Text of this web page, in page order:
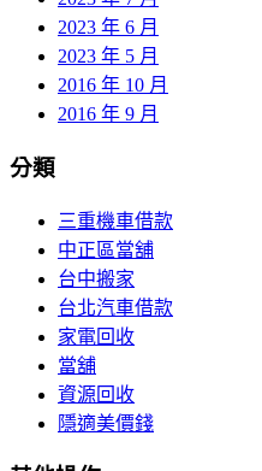
2023 年 6 月
2023 年 5 月
2016 年 10 月
2016 年 9 月
分類
三重機車借款
中正區當舖
台中搬家
台北汽車借款
家電回收
當舖
資源回收
隱適美價錢